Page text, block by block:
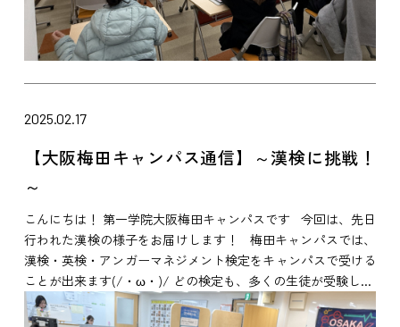
2025.02.17
【大阪梅田キャンパス通信】～漢検に挑戦！
～
こんにちは！ 第一学院大阪梅田キャンパスです 今回は、先日
行われた漢検の様子をお届けします！ 梅田キャンパスでは、
漢検・英検・アンガーマネジメント検定をキャンパスで受ける
ことが出来ます(/・ω・)/ どの検定も、多くの生徒が受験し...